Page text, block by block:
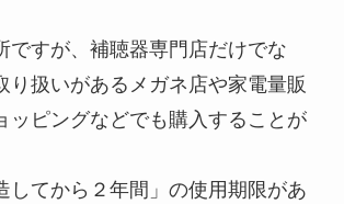
ですが、補聴器専門店だけでな
り扱いがあるメガネ店や家電量販
ッピングなどでも購入することが
してから２年間」の使用期限があ